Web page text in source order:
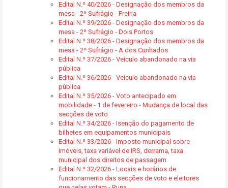
Edital N.º 40/2026 - Designação dos membros da
mesa - 2º Sufrágio - Freiria
Edital N.º 39/2026 - Designação dos membros da
mesa - 2º Sufrágio - Dois Portos
Edital N.º 38/2026 - Designação dos membros da
mesa - 2º Sufrágio - A dos Cunhados
Edital N.º 37/2026 - Veículo abandonado na via
pública
Edital N.º 36/2026 - Veículo abandonado na via
pública
Edital N.º 35/2026 - Voto antecipado em
mobilidade - 1 de fevereiro - Mudança de local das
secções de voto
Edital N.º 34/2026 - Isenção do pagamento de
bilhetes em equipamentos municipais
Edital N.º 33/2026 - Imposto municipal sobre
imóveis, taxa variável de IRS, derrama, taxa
municipal dos direitos de passagem
Edital N.º 32/2026 - Locais e horários de
funcionamento das secções de voto e eleitores